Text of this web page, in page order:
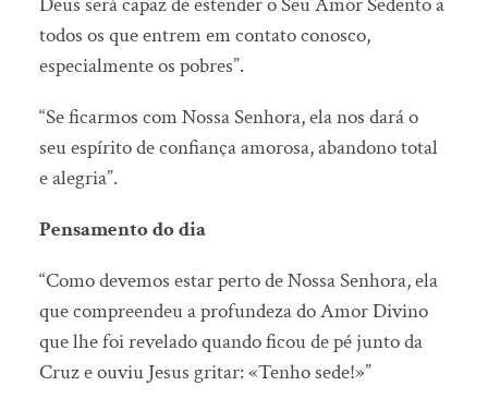
todos os que entrem em contato conosco,
especialmente os pobres”.
“Se ficarmos com Nossa Senhora, ela nos dará o
seu espírito de confiança amorosa, abandono total
e alegria”.
Pensamento do dia
“Como devemos estar perto de Nossa Senhora, ela
que compreendeu a profundeza do Amor Divino
que lhe foi revelado quando ficou de pé junto da
Cruz e ouviu Jesus gritar: «Tenho sede!»”